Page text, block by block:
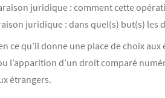
juridique : comment cette
juridique : dans quel(s) but(s) les
ce qu’il donne une place de choix
l’apparition d’un droit comparé
étrangers.